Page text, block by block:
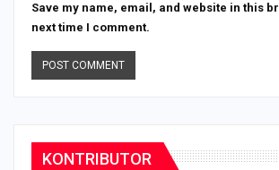
Save my name, email, and website in this
next time I comment.
KONTRIBUTOR